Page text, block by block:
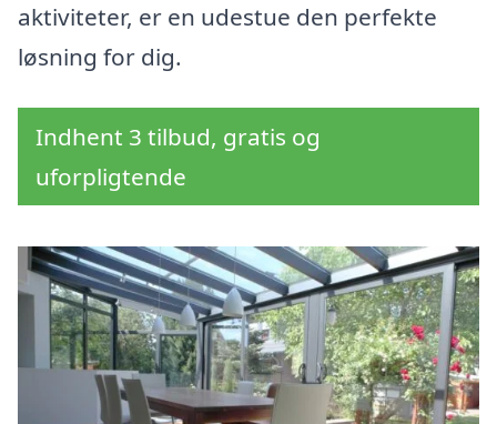
aktiviteter, er en udestue den perfekte
løsning for dig.
Indhent 3 tilbud, gratis og
uforpligtende